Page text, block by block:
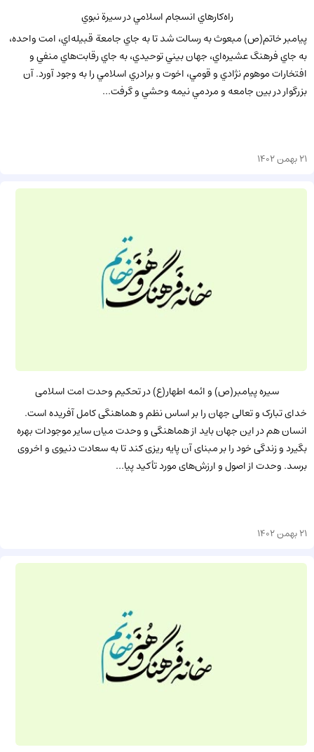
راه‌كارهاي انسجام اسلامي در سيرة نبوي
پيامبر خاتم(ص) مبعوث به رسالت شد تا به جاي جامعة قبيله‌اي، امت واحده،
به جاي فرهنگ عشيره‌اي، جهان بيني توحيدي، به جاي رقابت‌هاي منفي و
افتخارات موهوم نژادي و قومي، اخوت و برادري اسلامي را به وجود آورد. آن
بزرگوار در بين جامعه و مردمي نيمه وحشي و گرفت...
21 بهمن 1402
سیره پیامبر(ص) و ائمه اطهار(ع) در تحکیم وحدت امت اسلامی
خدای تبارک و تعالی جهان را بر اساس نظم و هماهنگی کامل آفریده است.
انسان هم در این جهان باید از هماهنگی و وحدت میان سایر موجودات بهره
بگیرد و زندگی خود را بر مبنای آن پایه ریزی کند تا به سعادت دنیوی و اخروی
برسد. وحدت از اصول و ارزش‌های مورد تأکید پیا...
21 بهمن 1402